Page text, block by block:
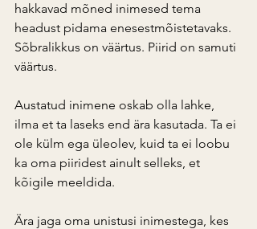
hakkavad mõned inimesed tema
headust pidama enesestmõistetavaks.
Sõbralikkus on väärtus. Piirid on samuti
väärtus.
Austatud inimene oskab olla lahke,
ilma et ta laseks end ära kasutada. Ta ei
ole külm ega üleolev, kuid ta ei loobu
ka oma piiridest ainult selleks, et
kõigile meeldida.
Ära jaga oma unistusi inimestega, kes